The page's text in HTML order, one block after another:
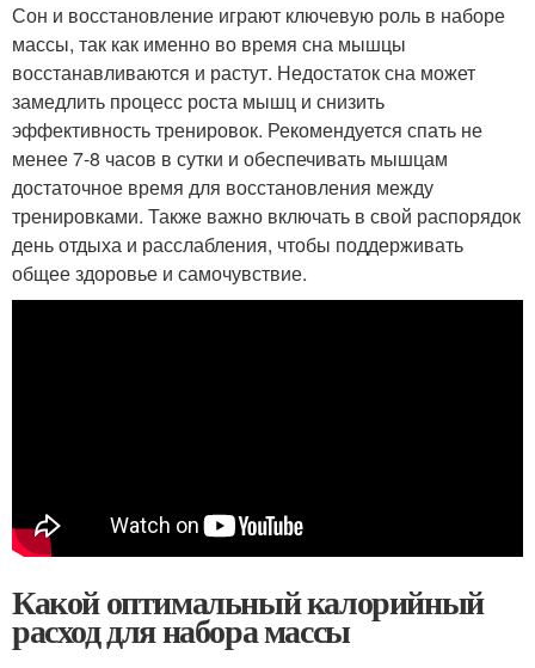
Сон и восстановление играют ключевую роль в наборе
массы, так как именно во время сна мышцы
восстанавливаются и растут. Недостаток сна может
замедлить процесс роста мышц и снизить
эффективность тренировок. Рекомендуется спать не
менее 7-8 часов в сутки и обеспечивать мышцам
достаточное время для восстановления между
тренировками. Также важно включать в свой распорядок
день отдыха и расслабления, чтобы поддерживать
общее здоровье и самочувствие.
Какой оптимальный калорийный
расход для набора массы